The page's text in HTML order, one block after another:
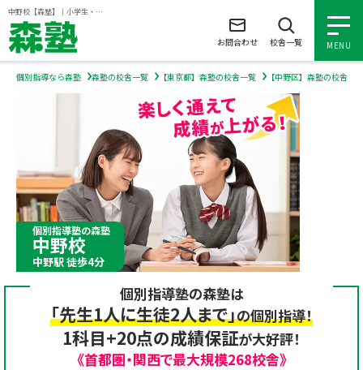
中野校【森塾】｜小学生・中学生・高校生の個別指導塾・学習塾
MENU
小学生の個別指導
中学生の個別指導
高校生の個別指導
森塾を知る
森塾を知る トップ
森塾の想い
入塾について
入塾について トップ
よくあるご質問
お問合わせ 校舎一覧
個別指導なら森塾 森塾の校舎一覧 【東京都】森塾の校舎一覧 【中野区】森塾の校舎一覧
個別指導塾の森塾
中野校
中野駅 徒歩4分
個別指導塾の森塾は
「先生1人に生徒2人まで」の個別指導！
1科目+20点の成績保証が大好評！
《首都圏・関西で最大規模268校舎》